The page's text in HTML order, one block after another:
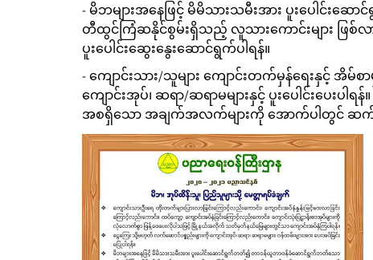
- မိဘများအနေဖြင့် မိမိသားသမီးအား ပူးပေါ
တီထွင်ကြံဆနိုင်စွမ်းရှိသည့် လူသားကောင်းများ ဖြစ်
ပူးပေါင်းဆွေးနွေးဆောင်ရွက်ပါရန်။
- ကျောင်းသား/သူများ ကျောင်းတက်မှန်ရေးနှင့် အိ
ကျောင်းအုပ်၊ ဆရာ/ဆရာမများနှင့် ပူးပေါင်းပေးပါရန်။
အစရှိသော အချက်အလက်များကို အောက်ပါတွင် ဆက်